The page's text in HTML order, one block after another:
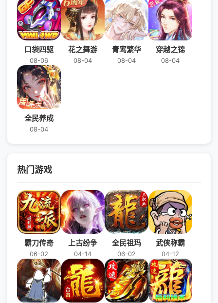
口袋四驱
08-06
花之舞游
08-04
青鸾繁华
08-04
穿越之锦
08-04
全民养成
08-04
热门游戏
霸刀传奇
06-02
上古纷争
04-14
全民祖玛
06-02
武侠称霸
04-12